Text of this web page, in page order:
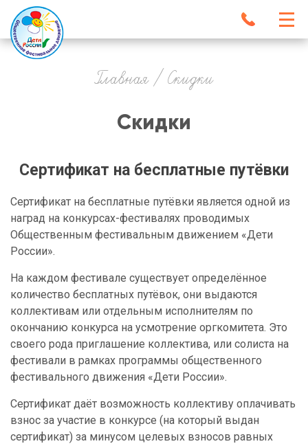
Перейти
основному
содержанию
Скидки
Сертификат на бесплатные путёвки
Сертификат на бесплатные путёвки является одной из
наград на конкурсах-фестивалях проводимых
Общественным фестивальным движением «Дети
России».
На каждом фестивале существует определённое
количество бесплатных путёвок, они выдаются
коллективам или отдельным исполнителям по
окончанию конкурса на усмотрение оргкомитета. Это
своего рода приглашение коллектива, или солиста на
фестивали в рамках программы общественного
фестивального движения «Дети России».
Сертификат даёт возможность коллективу оплачивать
взнос за участие в конкурсе (на который выдан
сертификат) за минусом целевых взносов равных